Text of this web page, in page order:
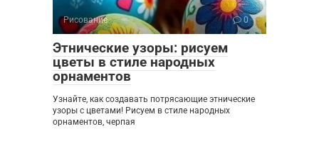
Рисование 0
Этнические узоры: рисуем
цветы в стиле народных
орнаментов
Узнайте, как создавать потрясающие этнические
узоры с цветами! Рисуем в стиле народных
орнаментов, черпая